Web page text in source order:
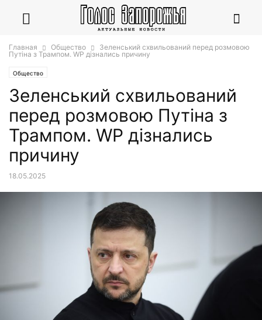
Главная Общество
Зеленський схвильований перед розмовою
Путіна з Трампом. WP дізнались причину
Общество
Зеленський схвильований
перед розмовою Путіна з
Трампом. WP дізнались
причину
18.05.2025